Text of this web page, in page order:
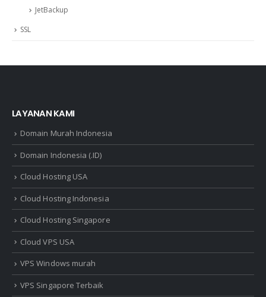
JetBackup
SSL
LAYANAN KAMI
Domain Murah Indonesia
Domain Indonesia (.ID)
Cloud Hosting USA
Cloud Hosting Indonesia
Cloud Hosting Singapore
Cloud VPS USA
VPS Windows murah
VPS Singapore Terbaik